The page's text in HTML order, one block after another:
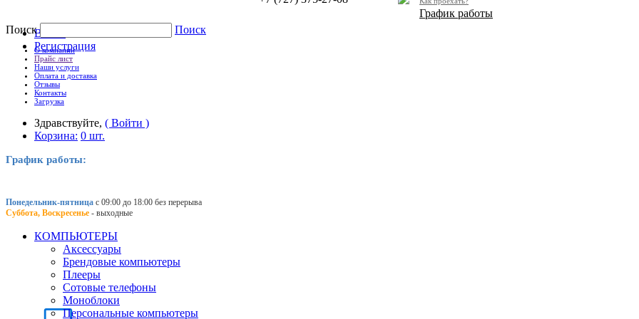
График работы
Войти
Регистрация
Поиск Поиск
О компании
Прайс лист
Наши услуги
Оплата и доставка
Отзывы
Контакты
Загрузка
Здравствуйте, ( Войти )
Корзина: 0 шт.
График работы:
Понедельник-пятница с 09:00 до 18:00 без перерыва
Суббота, Воскресенье - выходные
КОМПЬЮТЕРЫ
Аксессуары
Брендовые компьютеры
Плееры
Сотовые телефоны
Моноблоки
Персональные компьютеры